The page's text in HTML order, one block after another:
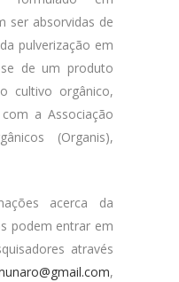
ser absorvidas de
pulverização em
de um produto
cultivo orgânico,
a Associação
(Organis),
acerca da
podem entrar em
através
,